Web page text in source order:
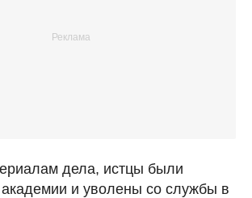
дела, истцы были
и уволены со службы в